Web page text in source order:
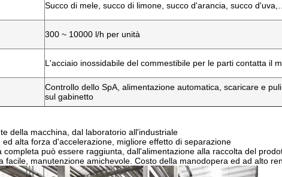
Succo di mele, succo di limone, succo d'arancia, succo d'uva,…
300 ~ 10000 l/h per unità
L'acciaio inossidabile del commestibile per le parti contatta il
Controllo dello SpA, alimentazione automatica, scaricare e
sul gabinetto
della macchina, dal laboratorio all'industriale
alta forza d'accelerazione, migliore effetto di separazione
completa può essere raggiunta, dall'alimentazione alla raccolta del
facile, manutenzione amichevole. Costo della manodopera ed ad alto